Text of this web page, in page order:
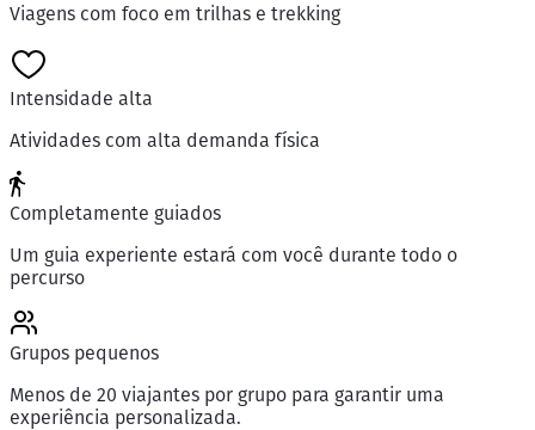
Viagens com foco em trilhas e trekking
Intensidade alta
Atividades com alta demanda física
Completamente guiados
Um guia experiente estará com você durante todo o
percurso
Grupos pequenos
Menos de 20 viajantes por grupo para garantir uma
experiência personalizada.